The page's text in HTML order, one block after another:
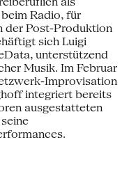
Radio, für
der Post-Produktion
sich Luigi
unterstützend
Musik. Im Februar
Improvisation
integriert bereits
ausgestatteten